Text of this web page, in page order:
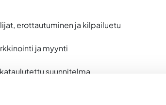
erottautuminen ja kilpailuetu
ja myynti
suunnitelma
0-3 vuotiaille yrityksille.